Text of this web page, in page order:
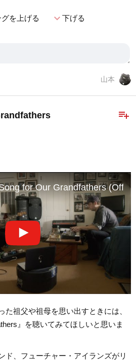
を上げる expand_more下げる
山本
playlist_add
for Our Grandfathers
た祖父や祖母を思い出すときには、
』を聴いてみてほしいと思いま
ド、フューチャー・アイランズがリ